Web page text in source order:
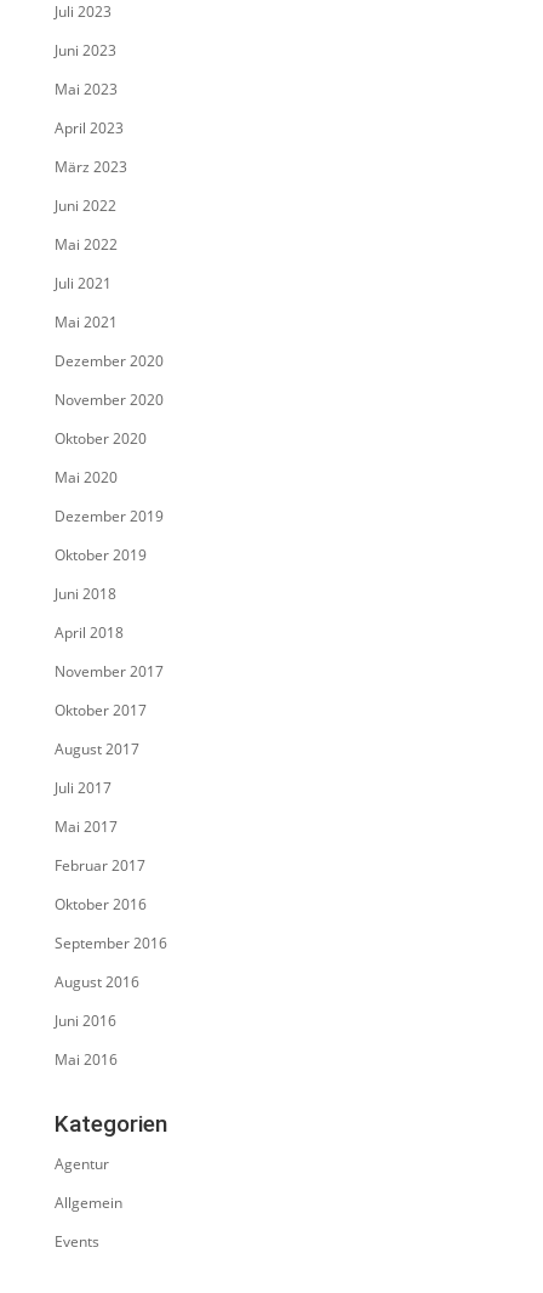
Juli 2023
Juni 2023
Mai 2023
April 2023
März 2023
Juni 2022
Mai 2022
Juli 2021
Mai 2021
Dezember 2020
November 2020
Oktober 2020
Mai 2020
Dezember 2019
Oktober 2019
Juni 2018
April 2018
November 2017
Oktober 2017
August 2017
Juli 2017
Mai 2017
Februar 2017
Oktober 2016
September 2016
August 2016
Juni 2016
Mai 2016
Kategorien
Agentur
Allgemein
Events